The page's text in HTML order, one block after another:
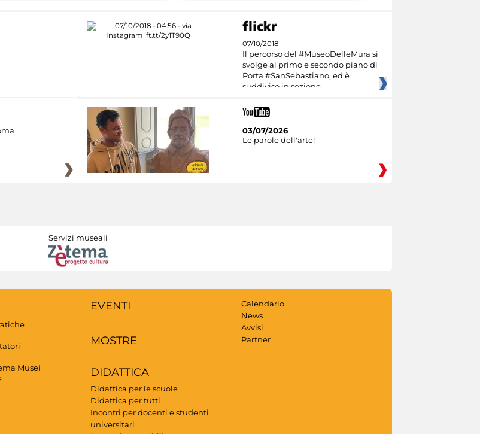
07/10/2018
Il percorso del #MuseoDelleMura si
svolge al primo e secondo piano di
Porta #SanSebastiano, ed è
suddiviso in sezione
03/07/2026
Le parole dell'arte!
Servizi museali
Musei
EVENTI
MOSTRE
DIDATTICA
Didattica per le scuole
Didattica per tutti
Incontri per docenti e studenti
universitari
Calendario
News
Avvisi
Partner